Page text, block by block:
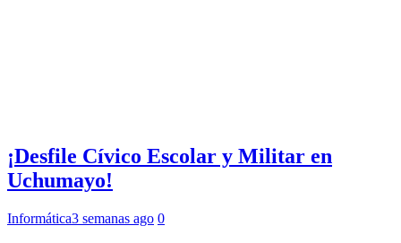
¡Desfile Cívico Escolar y Militar en
Uchumayo!
Informática3 semanas ago 0